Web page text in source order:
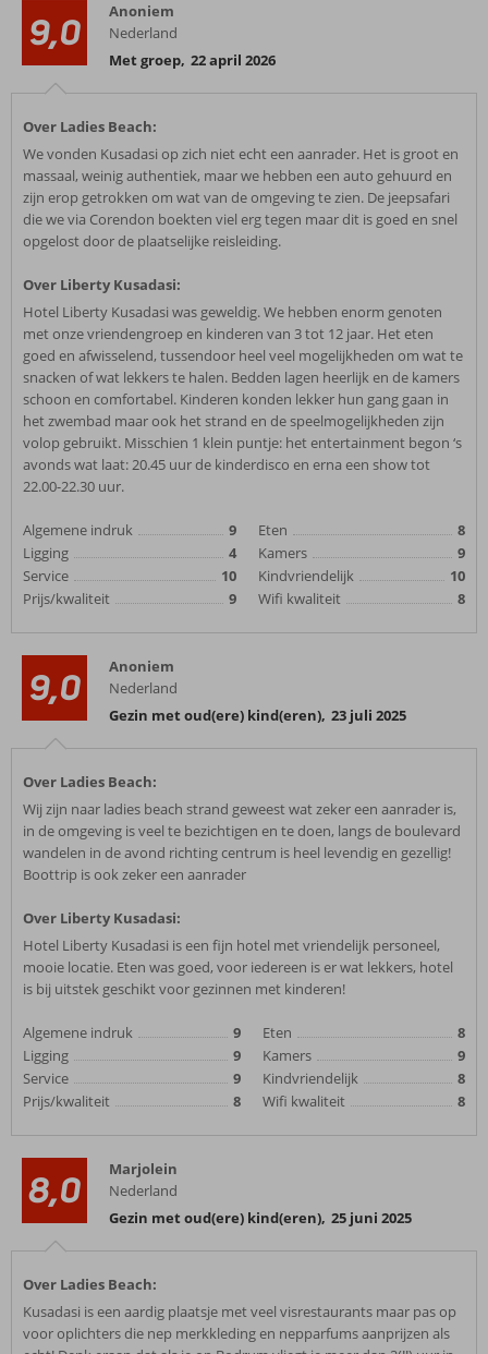
9,0
Anoniem
Nederland
Met groep, 22 april 2026
Over Ladies Beach:
We vonden Kusadasi op zich niet echt een aanrader. Het is groot en
massaal, weinig authentiek, maar we hebben een auto gehuurd en
zijn erop getrokken om wat van de omgeving te zien. De jeepsafari
die we via Corendon boekten viel erg tegen maar dit is goed en snel
opgelost door de plaatselijke reisleiding.
Over Liberty Kusadasi:
Hotel Liberty Kusadasi was geweldig. We hebben enorm genoten
met onze vriendengroep en kinderen van 3 tot 12 jaar. Het eten
goed en afwisselend, tussendoor heel veel mogelijkheden om wat te
snacken of wat lekkers te halen. Bedden lagen heerlijk en de kamers
schoon en comfortabel. Kinderen konden lekker hun gang gaan in
het zwembad maar ook het strand en de speelmogelijkheden zijn
volop gebruikt. Misschien 1 klein puntje: het entertainment begon ‘s
avonds wat laat: 20.45 uur de kinderdisco en erna een show tot
22.00-22.30 uur.
Algemene indruk
9
Ligging
4
Service
10
Prijs/kwaliteit
9
Eten
8
Kamers
9
Kindvriendelijk
10
Wifi kwaliteit
8
9,0
Anoniem
Nederland
Gezin met oud(ere) kind(eren), 23 juli 2025
Over Ladies Beach:
Wij zijn naar ladies beach strand geweest wat zeker een aanrader is,
in de omgeving is veel te bezichtigen en te doen, langs de boulevard
wandelen in de avond richting centrum is heel levendig en gezellig!
Boottrip is ook zeker een aanrader
Over Liberty Kusadasi:
Hotel Liberty Kusadasi is een fijn hotel met vriendelijk personeel,
mooie locatie. Eten was goed, voor iedereen is er wat lekkers, hotel
is bij uitstek geschikt voor gezinnen met kinderen!
Algemene indruk
9
Ligging
9
Service
9
Prijs/kwaliteit
8
Eten
8
Kamers
9
Kindvriendelijk
8
Wifi kwaliteit
8
8,0
Marjolein
Nederland
Gezin met oud(ere) kind(eren), 25 juni 2025
Over Ladies Beach:
Kusadasi is een aardig plaatsje met veel visrestaurants maar pas op
voor oplichters die nep merkkleding en nepparfums aanprijzen als